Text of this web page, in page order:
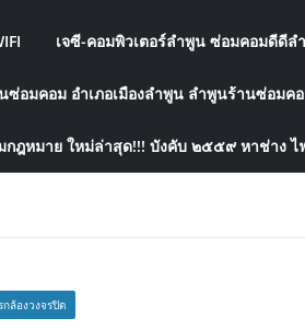
เจซี-คอมพิวเตอร์ลำพูน ซ่อมคอมดีดี
ซ่อมคอม อำเภอเมืองลำพูน ลำพูนร้านซ่อม
กฎหมาย ใหม่ล่าสุด!!! บังคับ ๒๕๕๙ หาช่าง
กล้องวงจรปิด